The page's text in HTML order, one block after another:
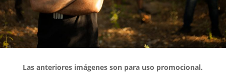
Las anteriores imágenes son para uso promocional.